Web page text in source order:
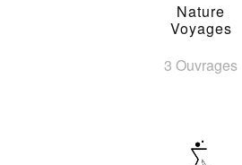
Nature
Voyages
3 Ouvrages